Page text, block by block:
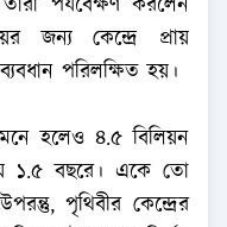
পর্যবেক্ষণ করলেন
জন্য কেন্দ্রে প্রায়
পরিলক্ষিত হয়।
হলেও ৪.৫ বিলিয়ন
১.৫ বছরে। একে তো
পৃথিবীর কেন্দ্রের